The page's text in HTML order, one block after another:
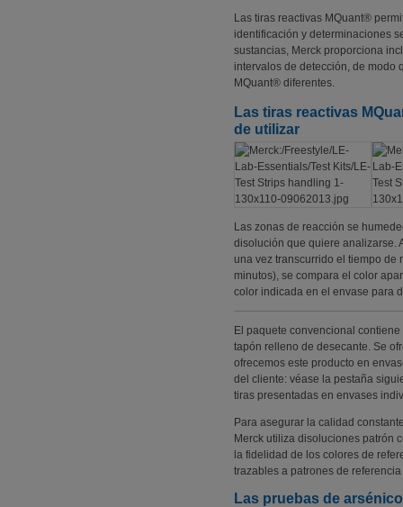
Las tiras reactivas MQuant®
identificación y determinaciones
sustancias, Merck proporciona
intervalos de detección, de modo
MQuant® diferentes.
Las tiras reactivas
de utilizar
Las zonas de reacción se
disolución que quiere analizarse.
una vez transcurrido el tiempo
minutos), se compara el color
color indicada en el envase para
El paquete convencional
tapón relleno de desecante. Se
ofrecemos este producto en
del cliente: véase la pestaña
tiras presentadas en envases
Para asegurar la calidad
Merck utiliza disoluciones patrón
la fidelidad de los colores de
trazables a patrones de
Las pruebas de